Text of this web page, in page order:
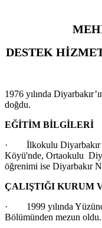
DESTEK
1976 yılında
doğdu.
EĞİTİM BİLGİLERİ
· İlkokulu
Köyü'nde, Ortaokulu
öğrenimi ise Diyarbakır
ÇALIŞTIĞI KURUM
· 1999 yılında
Bölümünden mezun oldu.